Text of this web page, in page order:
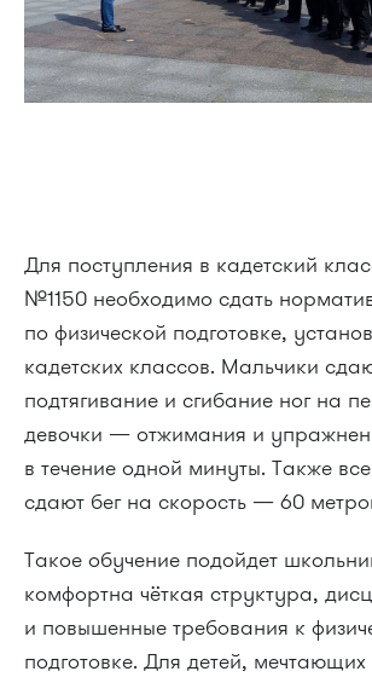
Для поступления в кадетский
№1150 необходимо сдать
по физической подготовке,
кадетских классов. Мальчики
подтягивание и сгибание ног на
девочки — отжимания и
в течение одной минуты. Также
сдают бег на скорость — 60
Такое обучение подойдет
комфортна чёткая структура,
и повышенные требования к
подготовке. Для детей,